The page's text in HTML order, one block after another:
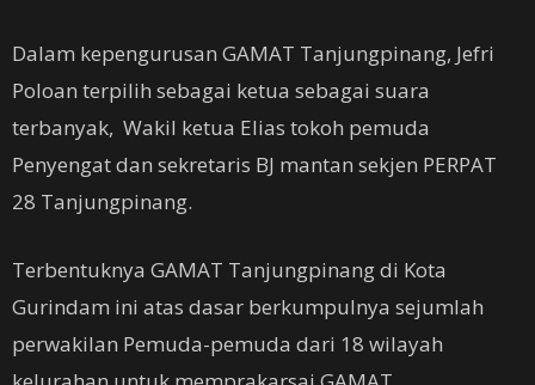
Dalam kepengurusan GAMAT Tanjungpinang, Jefri
Poloan terpilih sebagai ketua sebagai suara
terbanyak, Wakil ketua Elias tokoh pemuda
Penyengat dan sekretaris BJ mantan sekjen PERPAT
28 Tanjungpinang.
Terbentuknya GAMAT Tanjungpinang di Kota
Gurindam ini atas dasar berkumpulnya sejumlah
perwakilan Pemuda-pemuda dari 18 wilayah